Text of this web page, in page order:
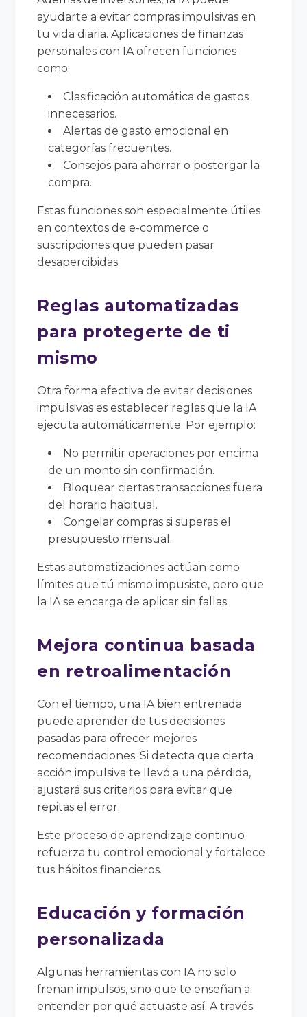
ayudarte a evitar compras impulsivas en
tu vida diaria. Aplicaciones de finanzas
personales con IA ofrecen funciones
como:
Clasificación automática de gastos
innecesarios.
Alertas de gasto emocional en
categorías frecuentes.
Consejos para ahorrar o postergar la
compra.
Estas funciones son especialmente útiles
en contextos de e-commerce o
suscripciones que pueden pasar
desapercibidas.
Reglas automatizadas
para protegerte de ti
mismo
Otra forma efectiva de evitar decisiones
impulsivas es establecer reglas que la IA
ejecuta automáticamente. Por ejemplo:
No permitir operaciones por encima
de un monto sin confirmación.
Bloquear ciertas transacciones fuera
del horario habitual.
Congelar compras si superas el
presupuesto mensual.
Estas automatizaciones actúan como
límites que tú mismo impusiste, pero que
la IA se encarga de aplicar sin fallas.
Mejora continua basada
en retroalimentación
Con el tiempo, una IA bien entrenada
puede aprender de tus decisiones
pasadas para ofrecer mejores
recomendaciones. Si detecta que cierta
acción impulsiva te llevó a una pérdida,
ajustará sus criterios para evitar que
repitas el error.
Este proceso de aprendizaje continuo
refuerza tu control emocional y fortalece
tus hábitos financieros.
Educación y formación
personalizada
Algunas herramientas con IA no solo
frenan impulsos, sino que te enseñan a
entender por qué actuaste así. A través